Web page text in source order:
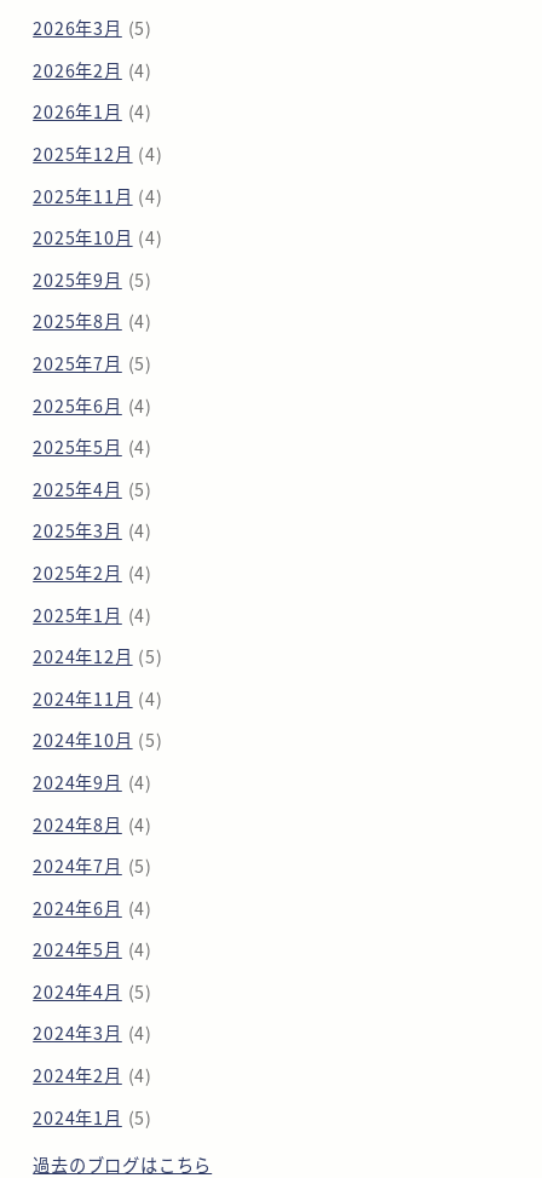
2026年3月 (5)
2026年2月 (4)
2026年1月 (4)
2025年12月 (4)
2025年11月 (4)
2025年10月 (4)
2025年9月 (5)
2025年8月 (4)
2025年7月 (5)
2025年6月 (4)
2025年5月 (4)
2025年4月 (5)
2025年3月 (4)
2025年2月 (4)
2025年1月 (4)
2024年12月 (5)
2024年11月 (4)
2024年10月 (5)
2024年9月 (4)
2024年8月 (4)
2024年7月 (5)
2024年6月 (4)
2024年5月 (4)
2024年4月 (5)
2024年3月 (4)
2024年2月 (4)
2024年1月 (5)
過去のブログはこちら